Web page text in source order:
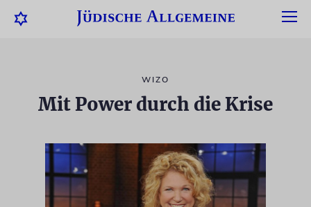
WIZO
Mit Power durch die Krise